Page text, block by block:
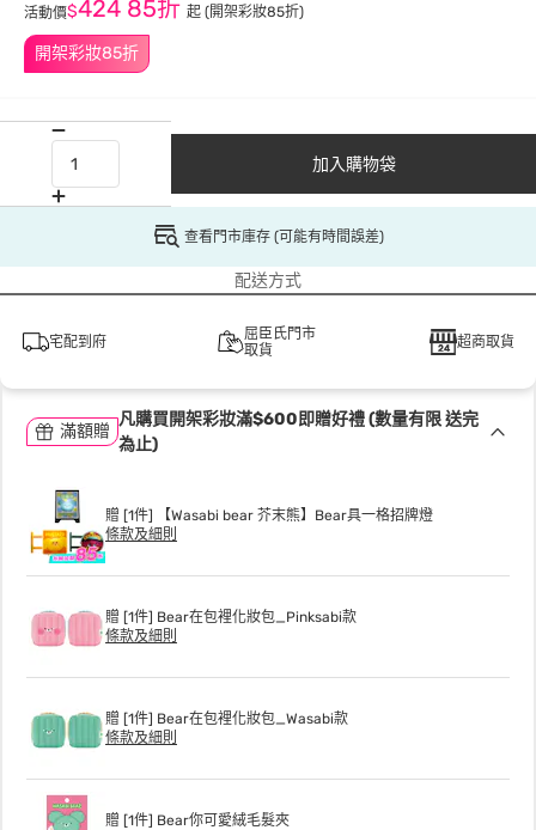
開架彩妝85折
活動價$424 85折 起 (開架彩妝85折)
加入購物袋
查看門市庫存 (可能有時間誤差)
配送方式
宅配到府
屈臣氏門市
取貨
超商取貨
滿額贈
凡購買開架彩妝滿$600即贈好禮 (數量有限 送完
為止)
贈 [1件] 【Wasabi bear 芥末熊】Bear具一格招牌燈
條款及細則
贈 [1件] Bear在包裡化妝包_Pinksabi款
條款及細則
贈 [1件] Bear在包裡化妝包_Wasabi款
條款及細則
贈 [1件] Bear你可愛絨毛髮夾